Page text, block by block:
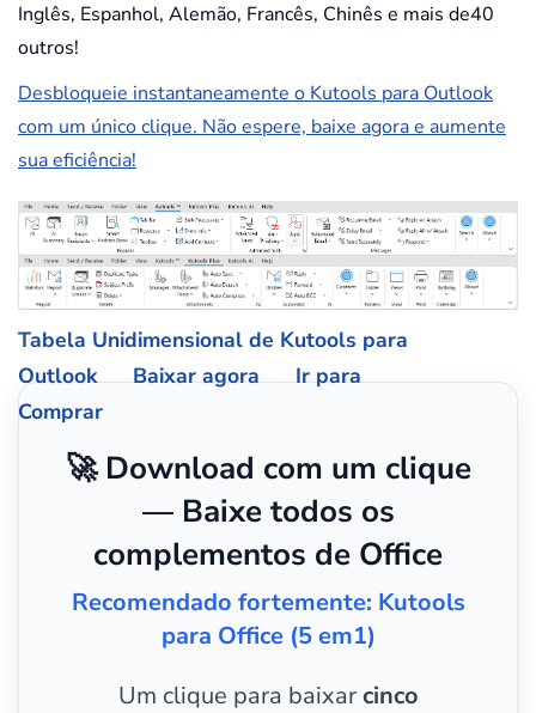
Inglês, Espanhol, Alemão, Francês, Chinês e mais de40
outros!
Desbloqueie instantaneamente o Kutools para Outlook
com um único clique. Não espere, baixe agora e aumente
sua eficiência!
Tabela Unidimensional de Kutools para
Outlook
Baixar agora
Ir para
Comprar
🚀 Download com um clique
— Baixe todos os
complementos de Office
Recomendado fortemente: Kutools
para Office (5 em1)
Um clique para baixarcinco